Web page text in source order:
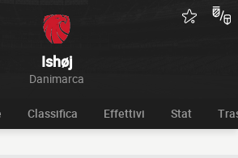
Ishøj
Danimarca
Classifica Effettivi Stat